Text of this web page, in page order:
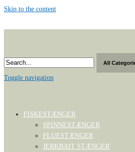
Skip to the content
Toggle navigation
FISKESTÆNGER
SPINNESTÆNGER
FLUESTÆNGER
JERKBAIT STÆNGER